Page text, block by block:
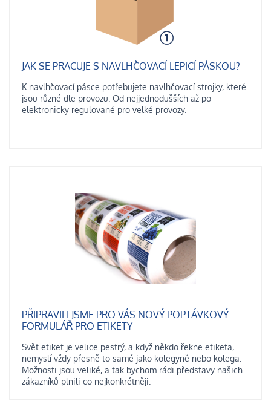
JAK SE PRACUJE S NAVLHČOVACÍ LEPICÍ PÁSKOU?
K navlhčovací pásce potřebujete navlhčovací strojky, které
jsou různé dle provozu. Od nejjednodušších až po
elektronicky regulované pro velké provozy.
PŘIPRAVILI JSME PRO VÁS NOVÝ POPTÁVKOVÝ
FORMULÁŘ PRO ETIKETY
Svět etiket je velice pestrý, a když někdo řekne etiketa,
nemyslí vždy přesně to samé jako kolegyně nebo kolega.
Možnosti jsou veliké, a tak bychom rádi představy našich
zákazníků plnili co nejkonkrétněji.